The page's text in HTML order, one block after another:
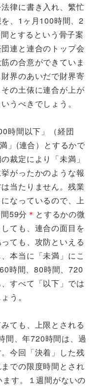
律に書き入れ、繁忙
、1ヶ月100時間、2
とするという骨子案
連と連合のトップ会
の合意ができていま
界のあいだで財界寄
の土俵に連合が上が
うべきでしょう。
時間以下」（経団
」(連合）とするかで
裁定により「未満」
がったかのような報
当たりません。残業
なっているので、上
59分 ＊ とするかの微
ても、連合の面目を
ても、攻防といえる
本当に「未満」にこ
時間、80時間、720
すべて「以下」では
う。
ても、上限とされる
間、年720時間は、過
今回「決着」した残
での限度時間とされ
す。１週間がないの